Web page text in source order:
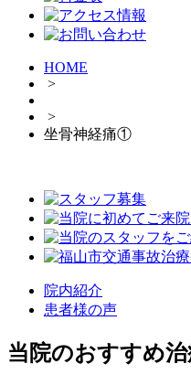
HOME
>
>
坐骨神経痛①
院内紹介
患者様の声
当院のおすすめ